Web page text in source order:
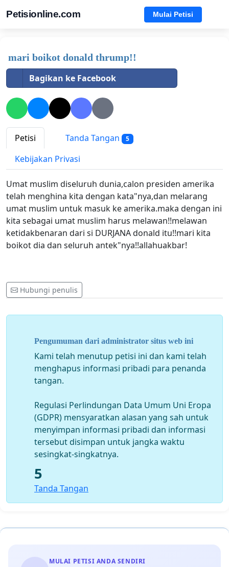
Petisionline.com Mulai Petisi
mari boikot donald thrump!!
Bagikan ke Facebook
Petisi Tanda Tangan 5
Kebijakan Privasi
Umat muslim diseluruh dunia,calon presiden amerika
telah menghina kita dengan kata"nya,dan melarang
umat muslim untuk masuk ke amerika.maka dengan ini
kita sebagai umat muslim harus melawan!!melawan
ketidakbenaran dari si DURJANA donald itu!!mari kita
boikot dia dan seluruh antek"nya!!allahuakbar!
Hubungi penulis
Pengumuman dari administrator situs web ini
Kami telah menutup petisi ini dan kami telah
menghapus informasi pribadi para penanda
tangan.
Regulasi Perlindungan Data Umum Uni Eropa
(GDPR) mensyaratkan alasan yang sah untuk
menyimpan informasi pribadi dan informasi
tersebut disimpan untuk jangka waktu
sesingkat-singkatnya.
5
Tanda Tangan
MULAI PETISI ANDA SENDIRI